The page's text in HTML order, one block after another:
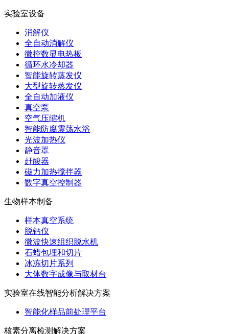
实验室设备
消解仪
全自动消解仪
微控数显电热板
循环水冷却器
智能旋转蒸发仪
大型旋转蒸发仪
全自动加液仪
真空泵
空气压缩机
智能防腐震荡水浴
光波加热仪
静音罩
赶酸器
磁力加热搅拌器
数字真空控制器
生物样本制备
样本真空系统
脱钙仪
微波快速组织脱水机
石蜡包埋和切片
冰冻切片系列
大体数字成像与取材台
实验室在线智能分析解决方案
智能化样品前处理平台
核素分离检测解决方案